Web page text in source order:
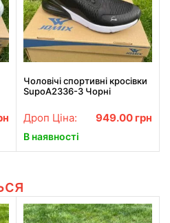
Чоловічі спортивні кросівки
SupoA2336-3 Чорні
Дроп Ціна: 949.00 грн
В наявності